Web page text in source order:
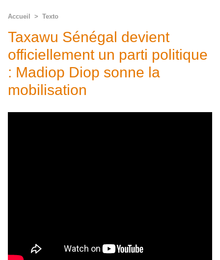
Accueil > Texto
Taxawu Sénégal devient
officiellement un parti politique
: Madiop Diop sonne la
mobilisation